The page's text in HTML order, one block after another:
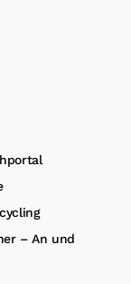
– An und